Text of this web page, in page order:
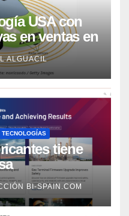
USA con
en ventas en
según
ALGUACIL
TECNOLOGÍAS
tiene
Rockwell
BI-SPAIN.COM